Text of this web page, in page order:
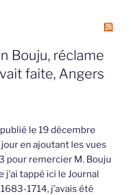
Bouju, réclame
faite, Angers
le 19 décembre
en ajoutant les vues
pour remercier M. Bouju
tappé ici le Journal
1714, j’avais été